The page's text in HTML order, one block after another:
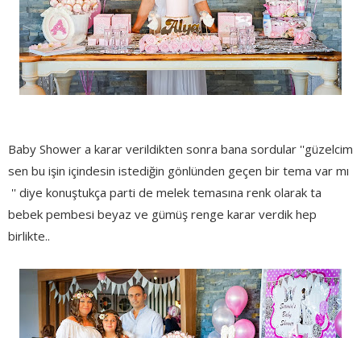
Baby Shower a karar verildikten sonra bana sordular ''güzelcim
sen bu işin içindesin istediğin gönlünden geçen bir tema var mı
'' diye konuştukça parti de melek temasına renk olarak ta
bebek pembesi beyaz ve gümüş renge karar verdik hep
birlikte..